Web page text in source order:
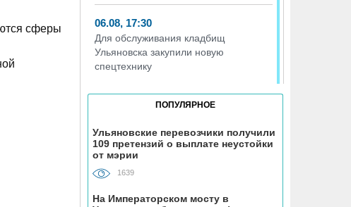
сферы
06.08, 17:30
Для обслуживания кладбищ
Ульяновска закупили новую
спецтехнику
смена категорий кешбэка создает
волны спроса
06.08, 17:00
В ульяновской школе №7
ПОПУЛЯРНОЕ
Ульяновские перевозчики получили
109 претензий о выплате неустойки
от мэрии
1639
На Императорском мосту в